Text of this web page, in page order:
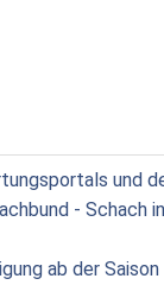
und
- Schach in
ab der Saison